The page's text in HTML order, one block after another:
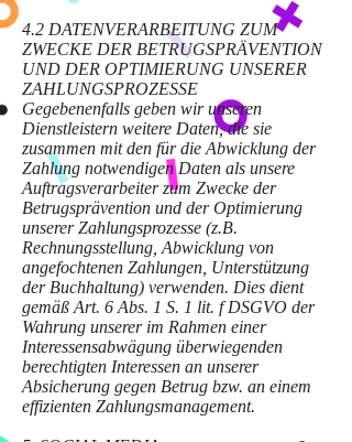
4.2 DATENVERARBEITUNG ZUM
ZWECKE DER BETRUGSPRÄVENTION
UND DER OPTIMIERUNG UNSERER
ZAHLUNGSPROZESSE
Gegebenenfalls geben wir unseren
Dienstleistern weitere Daten, die sie
zusammen mit den für die Abwicklung der
Zahlung notwendigen Daten als unsere
Auftragsverarbeiter zum Zwecke der
Betrugsprävention und der Optimierung
unserer Zahlungsprozesse (z.B.
Rechnungsstellung, Abwicklung von
angefochtenen Zahlungen, Unterstützung
der Buchhaltung) verwenden. Dies dient
gemäß Art. 6 Abs. 1 S. 1 lit. f DSGVO der
Wahrung unserer im Rahmen einer
Interessensabwägung überwiegenden
berechtigten Interessen an unserer
Absicherung gegen Betrug bzw. an einem
effizienten Zahlungsmanagement.